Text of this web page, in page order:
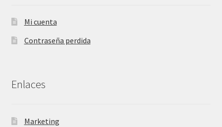
Mi cuenta
Contraseña perdida
Enlaces
Marketing